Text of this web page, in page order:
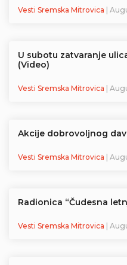
Vesti Sremska Mitrovica |
U subotu zatvaranje
(Video)
Vesti Sremska Mitrovica |
Akcije dobrovoljnog
Vesti Sremska Mitrovica |
Radionica “Čudesna
Vesti Sremska Mitrovica |